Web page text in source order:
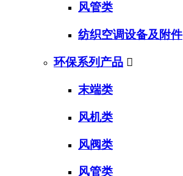
风管类
纺织空调设备及附件
环保系列产品 
末端类
风机类
风阀类
风管类